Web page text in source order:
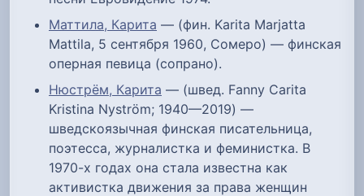
Маттила, Карита — (фин. Karita Marjatta
Mattila, 5 сентября 1960, Сомеро) — финская
оперная певица (сопрано).
Нюстрём, Карита — (швед. Fanny Carita
Kristina Nyström; 1940—2019) —
шведскоязычная финская писательница,
поэтесса, журналистка и феминистка. В
1970-х годах она стала известна как
активистка движения за права женщин